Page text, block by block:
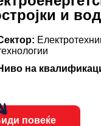
и
на
повеќе